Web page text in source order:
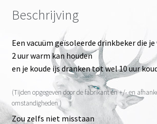
Beschrijving
Een vacuüm geïsoleerde drinkbeker die
2 uur warm kan houden
en je koude ijs dranken tot wel 10 uur
(Tijden opgegeven door de fabrikant en +/- en
omstandigheden )
Zou zelfs niet misstaan